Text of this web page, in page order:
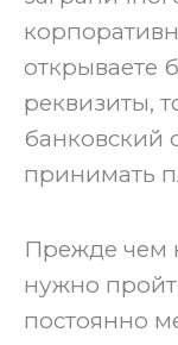
открываете
реквизиты,
банковский
принимать
‍Прежде чем
нужно
постоянно